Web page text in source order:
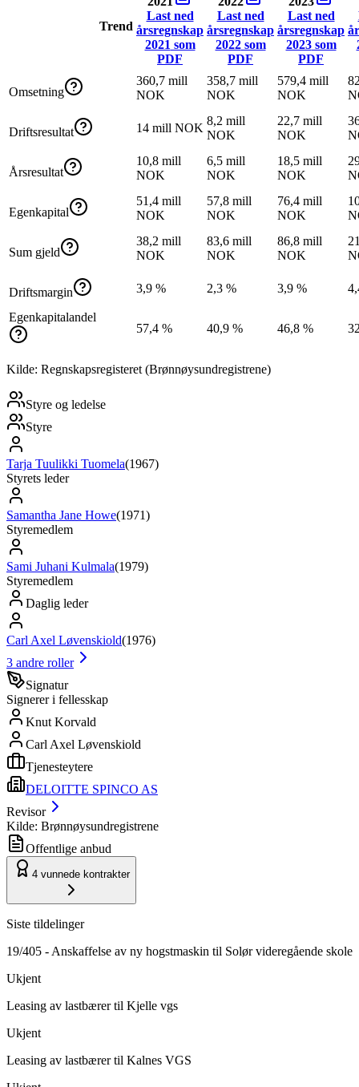
Trend
Last ned
årsregnskap
2021 som
PDF
Last ned
årsregnskap
2022som
PDF
Last ned
årsregnskap
2023som
PDF
Omsetning
360,7 mill
NOK
358,7 mill
NOK
579,4 mill
NOK
Driftsresultat 14 mill NOK
8,2 mill
NOK
22,7 mill
NOK
Årsresultat
10,8 mill
NOK
6,5 mill
NOK
18,5 mill
NOK
Egenkapital
51,4 mill
NOK
57,8 mill
NOK
76,4 mill
NOK
Sum gjeld
38,2 mill
NOK
83,6 mill
NOK
86,8 mill
NOK
Driftsmargin 3,9 % 2,3 % 3,9 %
Egenkapitalandel
57,4 %
40,9 % 46,8 %
Kilde: Regnskapsregisteret (Brønnøysundregistrene)
Styre og ledelse
Styre
Tarja Tuulikki Tuomela(1967)
Styrets leder
Samantha Jane Howe(1971)
Styremedlem
Sami Juhani Kulmala(1979)
Styremedlem
Daglig leder
Carl Axel Løvenskiold(1976)
3 andre roller
Signatur
Signerer i fellesskap
Knut Korvald
Carl Axel Løvenskiold
Tjenesteytere
DELOITTE SPINCO AS
Revisor
Kilde: Brønnøysundregistrene
Offentlige anbud
4 vunnede kontrakter
Siste tildelinger
19/405 - Anskaffelse av ny hogstmaskin til Solør videregående skole
Ukjent
Leasing av lastbærer til Kjelle vgs
Ukjent
Leasing av lastbærer til Kalnes VGS